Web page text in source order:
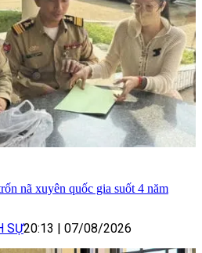
nã xuyên quốc gia suốt 4 năm
SỰ20:13 | 07/08/2026